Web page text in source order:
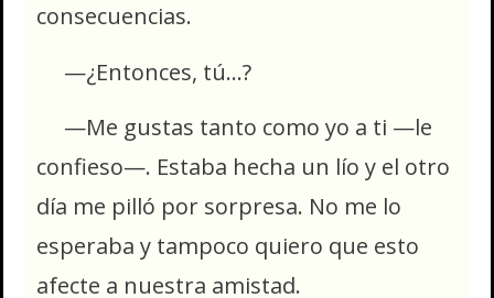
consecuencias.
—¿Entonces, tú…?
—Me gustas tanto como yo a ti —le
confieso—. Estaba hecha un lío y el otro
día me pilló por sorpresa. No me lo
esperaba y tampoco quiero que esto
afecte a nuestra amistad.